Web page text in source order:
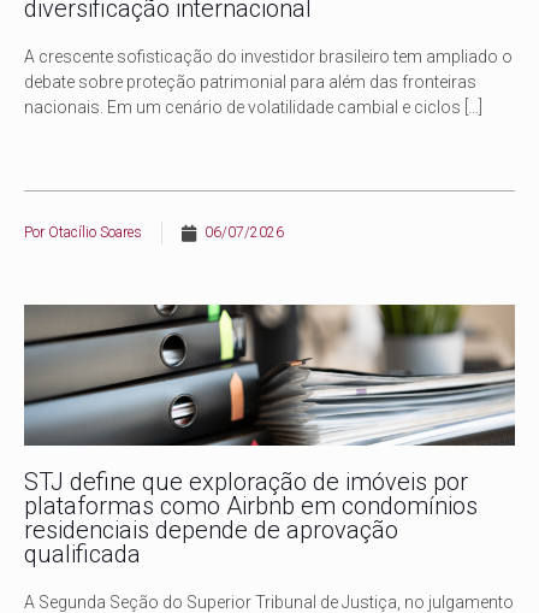
diversificação internacional
A crescente sofisticação do investidor brasileiro tem ampliado o
debate sobre proteção patrimonial para além das fronteiras
nacionais. Em um cenário de volatilidade cambial e ciclos
Por Otacílio Soares 06/07/2026
STJ define que exploração de imóveis por
plataformas como Airbnb em condomínios
residenciais depende de aprovação
qualificada
A Segunda Seção do Superior Tribunal de Justiça, no julgamento